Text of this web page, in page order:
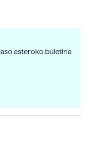
asteroko buletina